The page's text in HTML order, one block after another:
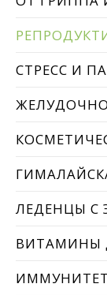
СТРЕСС И
ЛЕДЕНЦЫ
ВИТАМИНЫ